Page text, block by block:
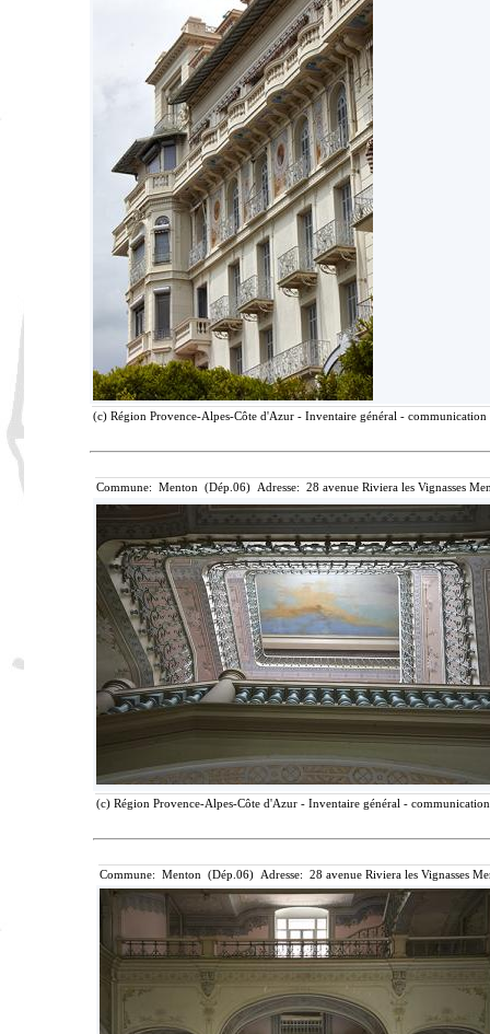
(c) Région Provence-Alpes-Côte d'Azur - Inventaire général -
Commune: Menton (Dép.06) Adresse: 28 avenue Riviera les Vignasses
(c) Région Provence-Alpes-Côte d'Azur - Inventaire général -
Commune: Menton (Dép.06) Adresse: 28 avenue Riviera les Vignasses